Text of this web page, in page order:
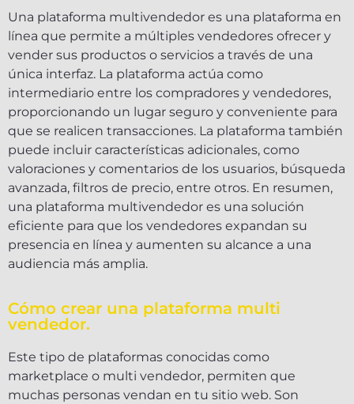
Una plataforma multivendedor es una plataforma en
línea que permite a múltiples vendedores ofrecer y
vender sus productos o servicios a través de una
única interfaz. La plataforma actúa como
intermediario entre los compradores y vendedores,
proporcionando un lugar seguro y conveniente para
que se realicen transacciones. La plataforma también
puede incluir características adicionales, como
valoraciones y comentarios de los usuarios, búsqueda
avanzada, filtros de precio, entre otros. En resumen,
una plataforma multivendedor es una solución
eficiente para que los vendedores expandan su
presencia en línea y aumenten su alcance a una
audiencia más amplia.
Cómo crear una plataforma multi
vendedor.
Este tipo de plataformas conocidas como
marketplace o multi vendedor, permiten que
muchas personas vendan en tu sitio web. Son